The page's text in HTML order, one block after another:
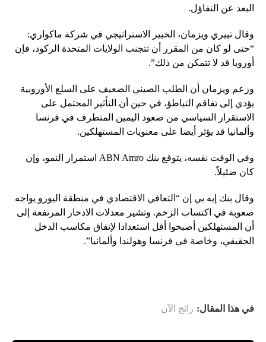
البعد عن التفاؤل.
وقال تييري ويزمان، الخبير الاستراتيجي في شركة ماكواري:
“حتى لو كان من المقرر أن تتجنب الولايات المتحدة الركود، فإن
أوروبا قد لا تتمكن من ذلك”.
وزعم ويزمان أن الطلب الصيني الضعيف على السلع الأوروبية
يؤدي إلى تفاقم التباطؤ، في حين أن التأثير المحتمل على
الاستقرار السياسي من صعود اليمين المتطرف في فرنسا
وألمانيا قد يؤثر أيضا على معنويات المستهلكين.
وفي الوقت نفسه، يتوقع بنك ABN Amro استمرار النمو، وإن
كان ضئيلاً.
وقال بنك إيه بي إن “التعافي الاقتصادي في منطقة اليورو يواجه
صعوبة في اكتساب الزخم. وتشير معدلات الادخار المرتفعة إلى
أن المستهلكين أصبحوا أقل استعدادا لإنفاق مكاسب الدخل
الحقيقي، وخاصة في فرنسا وهولندا وألمانيا”.
في هذا المقال: رائج الآن